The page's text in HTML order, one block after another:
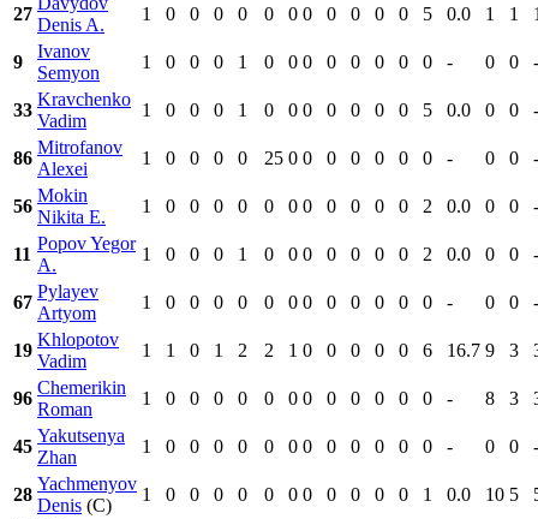
27
Denis A.
1 0 0 0 0 0 0 0 0 0 0 0 5 0.0 1 1
9
Ivanov
Semyon
1 0 0 0 1 0 0 0 0 0 0 0 0 - 0 0 -
33
Kravchenko
Vadim
1 0 0 0 1 0 0 0 0 0 0 0 5 0.0 0 0 -
86
Mitrofanov
Alexei
1 0 0 0 0 25 0 0 0 0 0 0 0 - 0 0 -
56
Mokin
Nikita E.
1 0 0 0 0 0 0 0 0 0 0 0 2 0.0 0 0 -
11
Popov Yegor
A.
1 0 0 0 1 0 0 0 0 0 0 0 2 0.0 0 0 -
67
Pylayev
Artyom
1 0 0 0 0 0 0 0 0 0 0 0 0 - 0 0 -
19
Khlopotov
Vadim
1 1 0 1 2 2 1 0 0 0 0 0 6 16.7 9 3
96
Chemerikin
Roman
1 0 0 0 0 0 0 0 0 0 0 0 0 - 8 3
45
Yakutsenya
Zhan
1 0 0 0 0 0 0 0 0 0 0 0 0 - 0 0 -
28
Yachmenyov
Denis (C)
1 0 0 0 0 0 0 0 0 0 0 0 1 0.0 10 5